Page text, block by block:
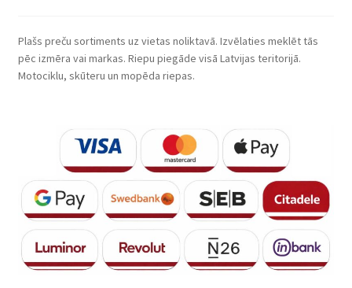
Plašs preču sortiments uz vietas noliktavā. Izvēlaties meklēt tās
pēc izmēra vai markas. Riepu piegāde visā Latvijas teritorijā.
Motociklu, skūteru un mopēda riepas.